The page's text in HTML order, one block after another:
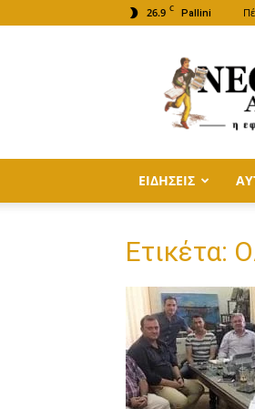
26.9 C Pallini
ΕΙΔΗΣΕΙΣ
Ετικέτα: